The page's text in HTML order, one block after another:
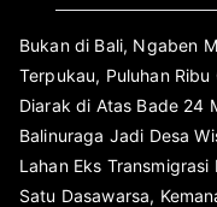
Bukan di Bali, Ngaben
Terpukau, Puluhan
Diarak di Atas Bade 24
Balinuraga Jadi Desa
Lahan Eks
Satu Dasawarsa,